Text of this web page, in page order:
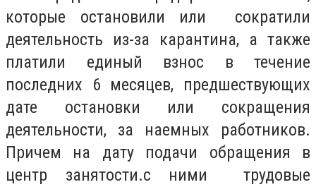
которые остановили или сократили
деятельность из-за карантина, а также
платили единый взнос в течение
последних 6 месяцев, предшествующих
дате остановки или сокращения
деятельности, за наемных работников.
Причем на дату подачи обращения в
центр занятости.с ними трудовые